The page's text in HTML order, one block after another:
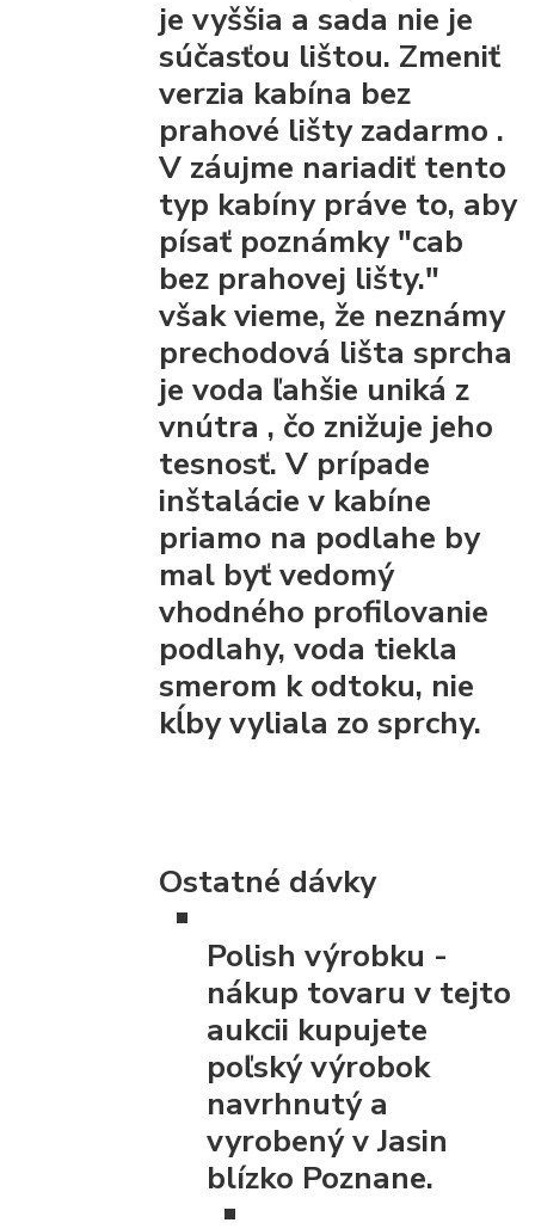
je vyššia a sada nie je
súčasťou lištou. Zmeniť
verzia kabína bez
prahové lištyzadarmo .
V záujme nariadiť tento
typ kabíny práve to, aby
písať poznámky "cab
bez prahovej lišty."
však vieme, že neznámy
prechodová lištasprcha
je voda ľahšie uniká z
vnútra , čo znižuje jeho
tesnosť. V prípade
inštalácie v kabíne
priamo na podlahe by
mal byť vedomý
vhodného profilovanie
podlahy, voda tiekla
smerom k odtoku, nie
kĺby vyliala zo sprchy.
Ostatné dávky
Polish výrobku -
nákup tovaru v tejto
aukcii kupujete
poľský výrobok
navrhnutý a
vyrobený v Jasin
blízko Poznane.